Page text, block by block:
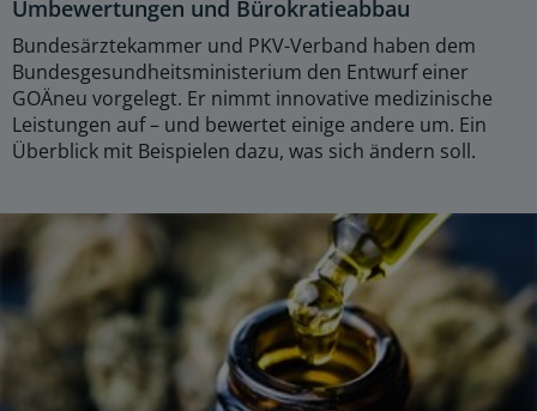
Umbewertungen und Bürokratieabbau
Bundesärztekammer und PKV-Verband haben dem
Bundesgesundheitsministerium den Entwurf einer
GOÄneu vorgelegt. Er nimmt innovative medizinische
Leistungen auf – und bewertet einige andere um. Ein
Überblick mit Beispielen dazu, was sich ändern soll.